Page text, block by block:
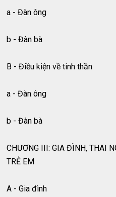
a - Đàn ông
b - Đàn bà
B - Điều kiện về tinh thần
a - Đàn ông
b - Đàn bà
CHƯƠNG III: GIA ĐÌNH, THAI
TRẺ EM
A - Gia đình